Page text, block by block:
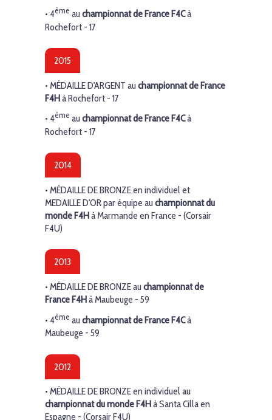
• 4ème au championnat de France F4Cà
Rochefort - 17
2015
• MÉDAILLE D'ARGENT au championnat de France
F4Hà Rochefort - 17
• 4ème au championnat de France F4Cà
Rochefort - 17
2014
• MÉDAILLE DE BRONZEen individuel et
MEDAILLE D'ORpar équipe au championnat du
mondeF4Hà Marmande en France - (Corsair
F4U)
2013
• MÉDAILLE DE BRONZEau championnat de
FranceF4Hà Maubeuge - 59
• 4ème au championnat de FranceF4Cà
Maubeuge - 59
2012
• MÉDAILLE DE BRONZEen individuel au
championnat du monde F4Hà Santa Cilla en
Espagne - (Corsair F4U)